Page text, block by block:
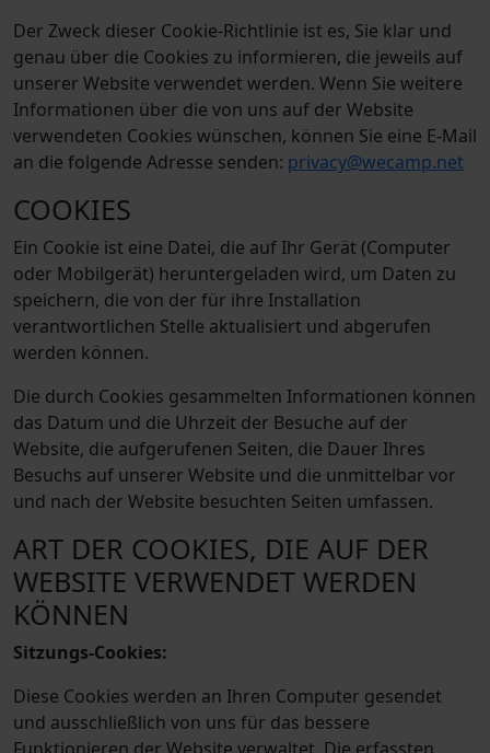
Der Zweck dieser Cookie-Richtlinie ist es, Sie klar und
genau über die Cookies zu informieren, die jeweils auf
unserer Website verwendet werden. Wenn Sie weitere
Informationen über die von uns auf der Website
verwendeten Cookies wünschen, können Sie eine E-Mail
an die folgende Adresse senden: privacy@wecamp.net
COOKIES
Ein Cookie ist eine Datei, die auf Ihr Gerät (Computer
oder Mobilgerät) heruntergeladen wird, um Daten zu
speichern, die von der für ihre Installation
verantwortlichen Stelle aktualisiert und abgerufen
werden können.
Die durch Cookies gesammelten Informationen können
das Datum und die Uhrzeit der Besuche auf der
Website, die aufgerufenen Seiten, die Dauer Ihres
Besuchs auf unserer Website und die unmittelbar vor
und nach der Website besuchten Seiten umfassen.
ART DER COOKIES, DIE AUF DER
WEBSITE VERWENDET WERDEN
KÖNNEN
Sitzungs-Cookies:
Diese Cookies werden an Ihren Computer gesendet
und ausschließlich von uns für das bessere
Funktionieren der Website verwaltet. Die erfassten